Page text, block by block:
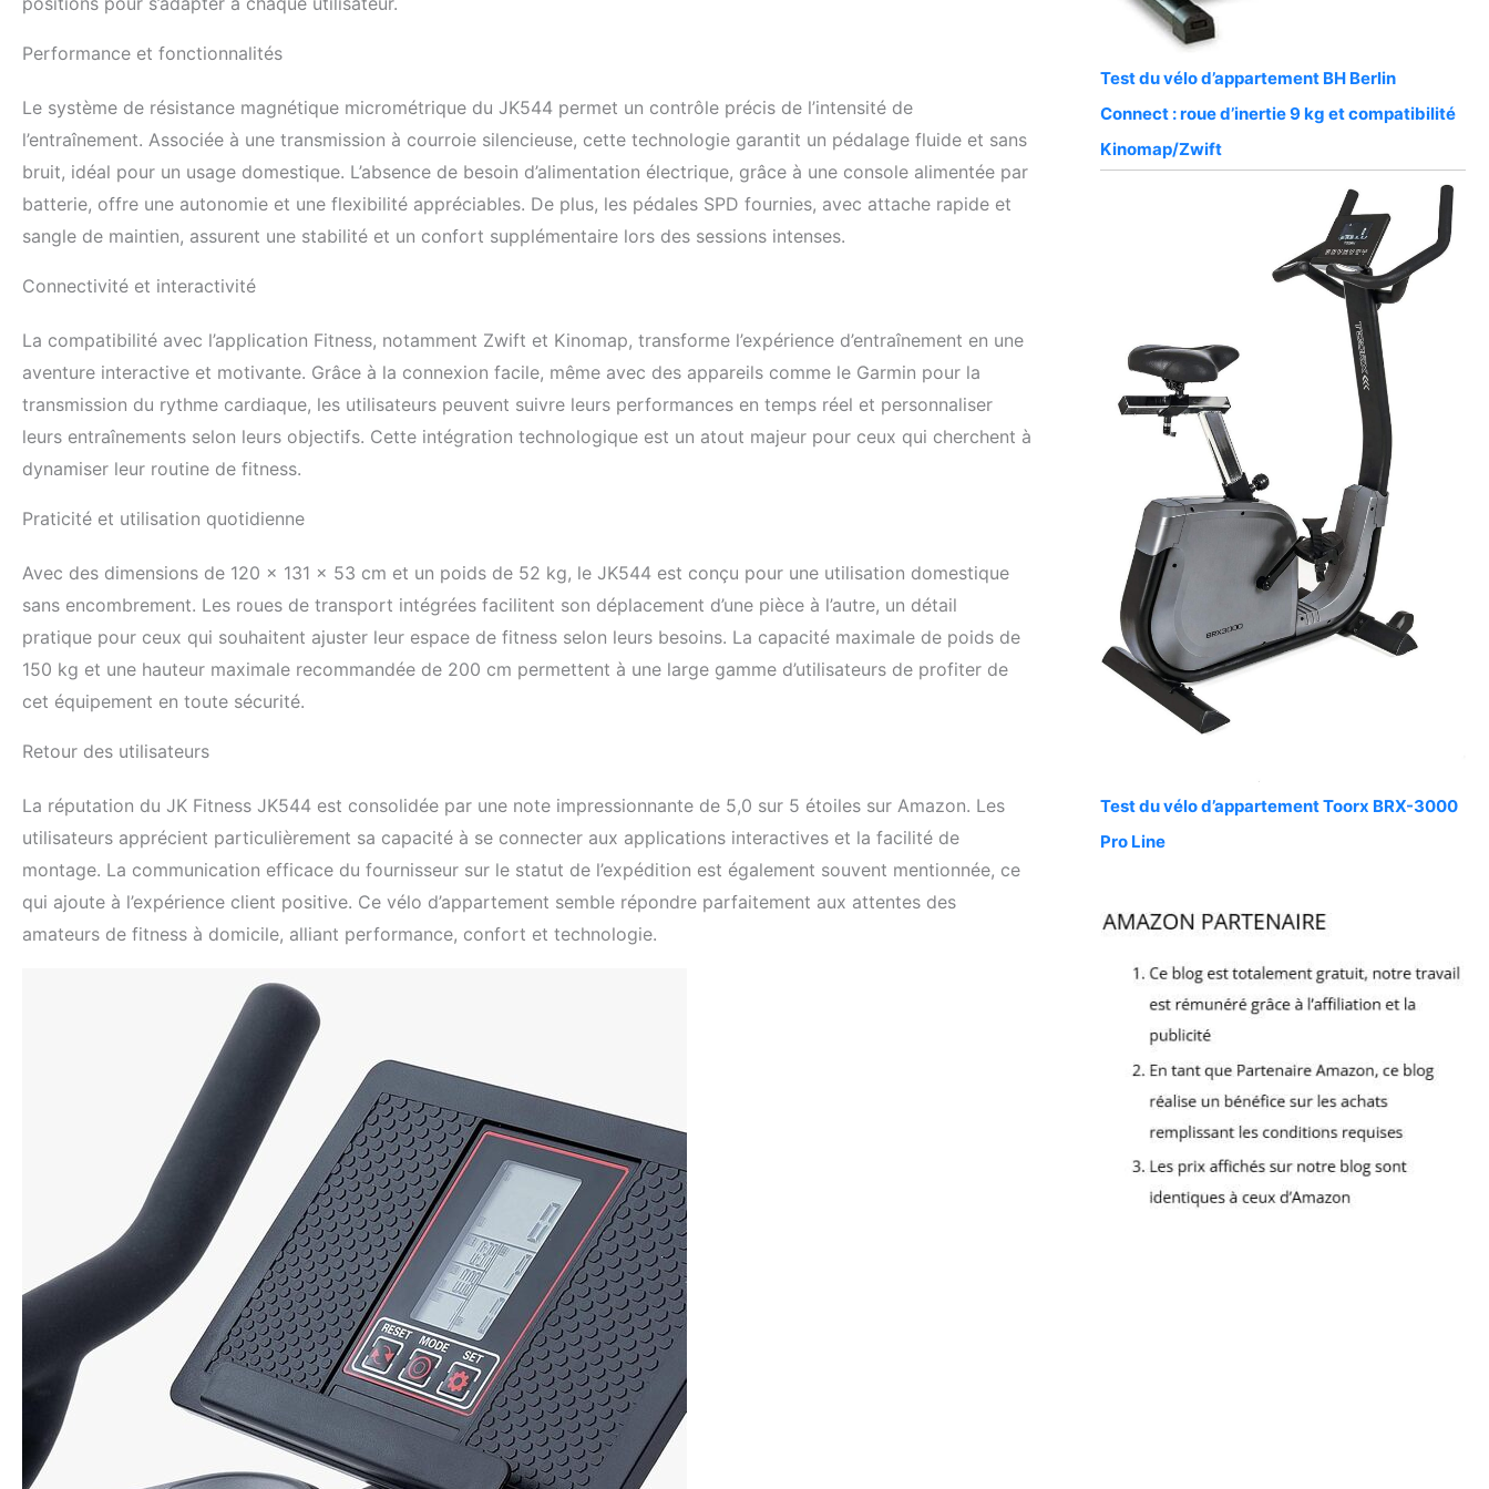
intégrées pour le déplacer facilement. Stabilisateurs avec 4 tampons auto-nivelants
Performance et fonctionnalités
Le système de résistance magnétique micrométrique du JK544 permet un contrôle précis de l’intensité de
l’entraînement. Associée à une transmission à courroie silencieuse, cette technologie garantit un pédalage fluide et sans
bruit, idéal pour un usage domestique. L’absence de besoin d’alimentation électrique, grâce à une console alimentée par
batterie, offre une autonomie et une flexibilité appréciables. De plus, les pédales SPD fournies, avec attache rapide et
sangle de maintien, assurent une stabilité et un confort supplémentaire lors des sessions intenses.
Connectivité et interactivité
La compatibilité avec l’application Fitness, notamment Zwift et Kinomap, transforme l’expérience d’entraînement en une
aventure interactive et motivante. Grâce à la connexion facile, même avec des appareils comme le Garmin pour la
transmission du rythme cardiaque, les utilisateurs peuvent suivre leurs performances en temps réel et personnaliser
leurs entraînements selon leurs objectifs. Cette intégration technologique est un atout majeur pour ceux qui cherchent à
dynamiser leur routine de fitness.
Praticité et utilisation quotidienne
Avec des dimensions de 120 x 131 x 53 cm et un poids de 52 kg, le JK544 est conçu pour une utilisation domestique
sans encombrement. Les roues de transport intégrées facilitent son déplacement d’une pièce à l’autre, un détail
pratique pour ceux qui souhaitent ajuster leur espace de fitness selon leurs besoins. La capacité maximale de poids de
150 kg et une hauteur maximale recommandée de 200 cm permettent à une large gamme d’utilisateurs de profiter de
cet équipement en toute sécurité.
Retour des utilisateurs
La réputation du JK Fitness JK544 est consolidée par une note impressionnante de 5,0 sur 5 étoiles sur Amazon. Les
utilisateurs apprécient particulièrement sa capacité à se connecter aux applications interactives et la facilité de
montage. La communication efficace du fournisseur sur le statut de l’expédition est également souvent mentionnée, ce
qui ajoute à l’expérience client positive. Ce vélo d’appartement semble répondre parfaitement aux attentes des
amateurs de fitness à domicile, alliant performance, confort et technologie.
Test du vélo d’appartement BH Berlin
Connect : roue d’inertie 9 kg et compatibilité
Kinomap/Zwift
Test du vélo d’appartement Toorx BRX-3000
Pro Line